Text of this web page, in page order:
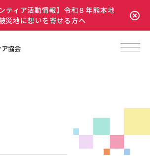
ティア活動情報】令和８年熊本地
災地に想いを寄せる方へ